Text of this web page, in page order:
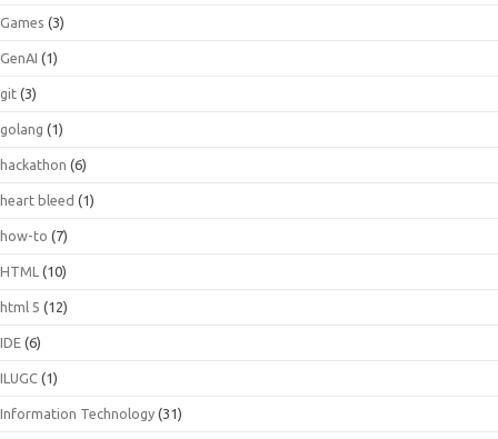
Games (3)
GenAI (1)
git (3)
golang (1)
hackathon (6)
heart bleed (1)
how-to (7)
HTML (10)
html 5 (12)
IDE (6)
ILUGC (1)
Information Technology (31)